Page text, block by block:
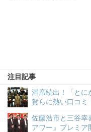
注目記事
満席続出！「とに
賀らに熱い口コミ
佐藤浩市と三谷
アワー』プレミア